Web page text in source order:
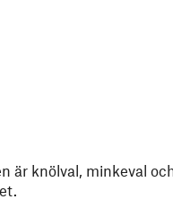
är knölval, minkeval